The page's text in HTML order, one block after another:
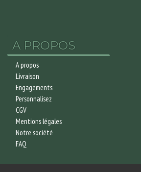
A PROPOS
A propos
Livraison
Engagements
Personnalisez
CGV
Mentions légales
Notre société
FAQ